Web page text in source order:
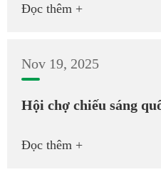
Đọc thêm +
Nov 19, 2025
Hội chợ chiếu sáng
Đọc thêm +